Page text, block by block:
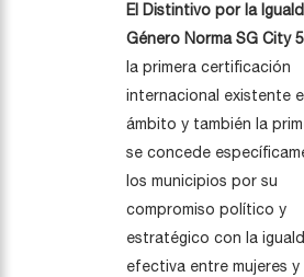
El Distintivo por la
Género Norma SG City
la primera certificación
internacional existente
ámbito y también la
se concede
los municipios por su
compromiso político y
estratégico con la
efectiva entre mujeres y